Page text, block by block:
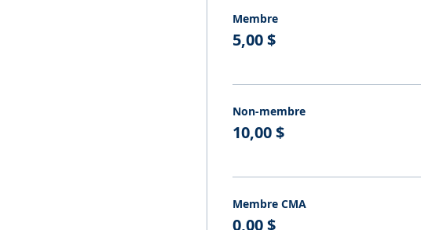
Membre
5,00 $
Non-membre
10,00 $
Membre CMA
0,00 $